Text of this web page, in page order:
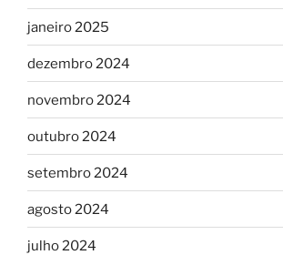
janeiro 2025
dezembro 2024
novembro 2024
outubro 2024
setembro 2024
agosto 2024
julho 2024